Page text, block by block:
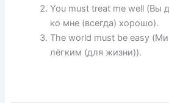
You must treat me well (Вы
ко мне (всегда) хорошо).
The world must be easy
лёгким (для жизни)).